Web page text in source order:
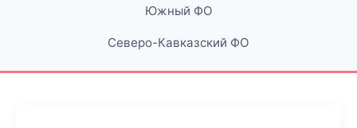
Южный ФО
Северо-Кавказский ФО